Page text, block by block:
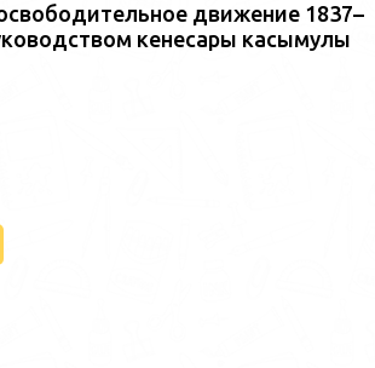
движение 1837–
кенесары касымулы